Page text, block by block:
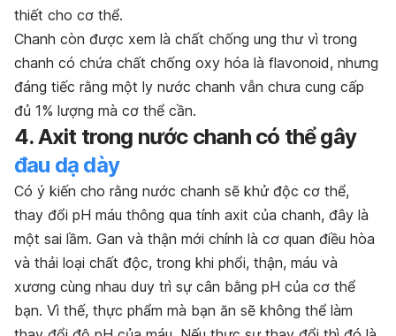
thiết cho cơ thể.
Chanh còn được xem là chất chống ung thư vì trong
chanh có chứa chất chống oxy hóa là flavonoid, nhưng
đáng tiếc rằng một ly nước chanh vẫn chưa cung cấp
đủ 1% lượng mà cơ thể cần.
4. Axit trong nước chanh có thể gây
đau dạ dày
Có ý kiến cho rằng nước chanh sẽ khử độc cơ thể,
thay đổi pH máu thông qua tính axit của chanh, đây là
một sai lầm. Gan và thận mới chính là cơ quan điều hòa
và thải loại chất độc, trong khi phổi, thận, máu và
xương cùng nhau duy trì sự cân bằng pH của cơ thể
bạn. Vì thế, thực phẩm mà bạn ăn sẽ không thể làm